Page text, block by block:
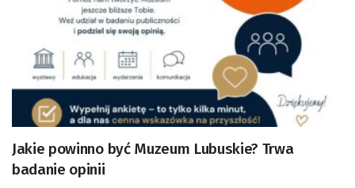
Jakie powinno być Muzeum Lubuskie? Trwa
badanie opinii